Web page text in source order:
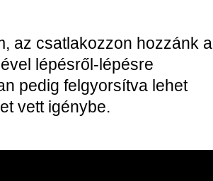
az csatlakozzon hozzánk a
lépésről-lépésre
pedig felgyorsítva lehet
vett igénybe.